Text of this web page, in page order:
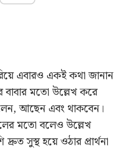
এবারও একই কথা জানান
বাবার মতো উল্লেখ করে
আছেন এবং থাকবেন।
মতো বলেও উল্লেখ
সুস্থ হয়ে ওঠার প্রার্থনা